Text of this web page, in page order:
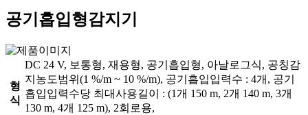
공기흡입형감지기
형
식
DC 24 V, 보통형, 재용형, 공기흡입형, 아날로그식, 공칭감
지농도범위(1 %/m ~ 10 %/m), 공기흡입입력수 : 4개, 공기
흡입입력수당 최대사용길이 : (1개 150 m, 2개 140 m, 3개
130 m, 4개 125 m), 2회로용,